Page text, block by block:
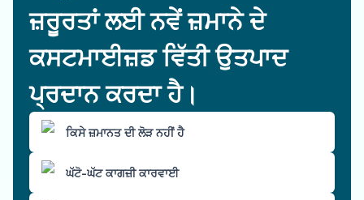
ਜ਼ਰੂਰਤਾਂ ਲਈ ਨਵੇਂ ਜ਼ਮਾਨੇ ਦੇ
ਕਸਟਮਾਈਜ਼ਡ ਵਿੱਤੀ ਉਤਪਾਦ
ਪ੍ਰਦਾਨ ਕਰਦਾ ਹੈ।
ਕਿਸੇ ਜ਼ਮਾਨਤ ਦੀ ਲੋੜ ਨਹੀਂ ਹੈ
ਘੱਟੋ-ਘੱਟ ਕਾਗਜ਼ੀ ਕਾਰਵਾਈ